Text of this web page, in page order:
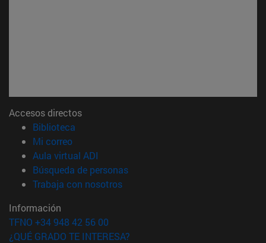
Accesos directos
Biblioteca
Mi correo(abre en nueva ventana)
Aula virtual ADI
Búsqueda de personas(abre en nueva ventana)
Trabaja con nosotros(abre en nueva ventana)
Información
TFNO +34 948 42 56 00
¿QUÉ GRADO TE INTERESA?